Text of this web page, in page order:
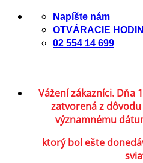
Skip
Napíšte nám
OTVÁRACIE
02 554 14 699
Vážení zákazníci. Dňa
zatvorená z
významnému
ktorý bol ešte